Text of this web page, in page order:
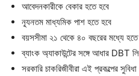
আবেদনকারীকে বেকার হতে হবে
ন্যূনতম মাধ্যমিক পাশ হতে হবে
বয়সসীমা ২১ থেকে ৪০ বছরের মধ্যে হতে
ব্যাংক অ্যাকাউন্টের সঙ্গে আধার DBT
সরকারি চাকরিজীবীরা এই প্রকল্পের সুবিধা